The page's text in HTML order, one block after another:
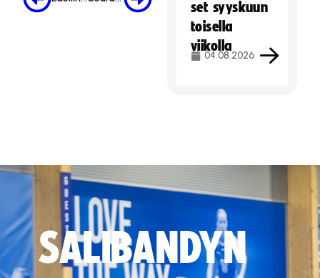
t
Hyväksy markkinointievästeet
t
Hyväksy markkinointievästeet
set syyskuun
toisella
viikolla
04.08.2026
SALIBANDYN